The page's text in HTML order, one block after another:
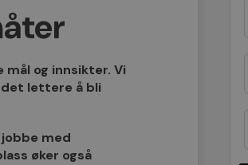
og innsikter. Vi
lettere å bli
med
øker også